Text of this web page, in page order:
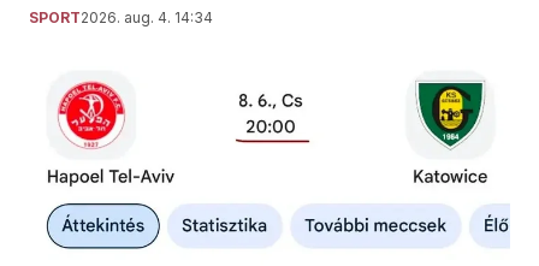
SPORT2026. aug. 4. 14:34